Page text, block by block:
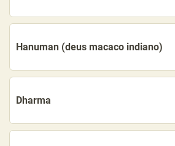
Hanuman (deus macaco indiano)
Dharma